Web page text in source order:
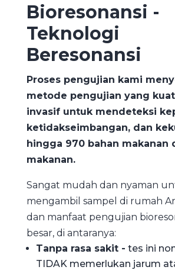
Bioresonansi -
Teknologi
Beresonansi
Proses pengujian kami
metode pengujian yang
invasif untuk mendeteksi
ketidakseimbangan, dan
hingga 970 bahan makanan
makanan.
Sangat mudah dan nyaman
mengambil sampel di rumah
dan manfaat pengujian
besar, di antaranya:
Tanpa rasa sakit - tes ini
TIDAK memerlukan jarum